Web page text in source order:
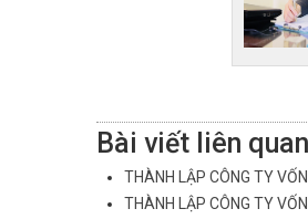
Bài viết liên quan
THÀNH LẬP CÔNG TY
THÀNH LẬP CÔNG TY